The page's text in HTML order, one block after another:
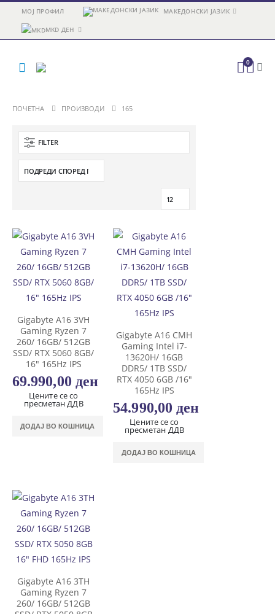
МОЈ ПРОФИЛ МАКЕДОНСКИ ЈАЗИК
MKD ДЕН
0
ПОЧЕТНА ПРОИЗВОДИ 165
FILTER
Gigabyte A16 3VH
Gaming Ryzen 7
260/ 16GB/ 512GB
SSD/ RTX 5060 8GB/
16″ 165Hz IPS
69.990,00 ден
Цените се со
пресметан ДДВ
ДОДАЈ ВО КОШНИЦА
Gigabyte A16 CMH
Gaming Intel i7-
13620H/ 16GB
DDR5/ 1TB SSD/
RTX 4050 6GB /16″
165Hz IPS
54.990,00 ден
Цените се со
пресметан ДДВ
ДОДАЈ ВО КОШНИЦА
Gigabyte A16 3TH
Gaming Ryzen 7
260/ 16GB/ 512GB